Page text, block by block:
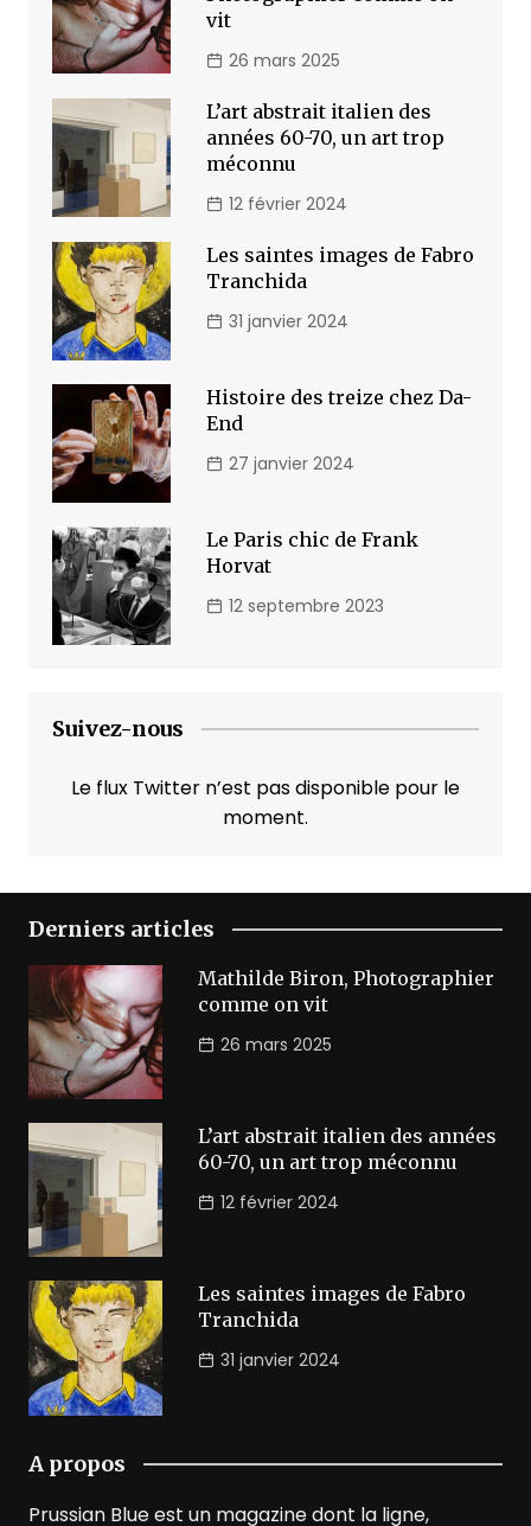
vit
26 mars 2025
L’art abstrait italien des
années 60-70, un art trop
méconnu
12 février 2024
Les saintes images de Fabro
Tranchida
31 janvier 2024
Histoire des treize chez Da-
End
27 janvier 2024
Le Paris chic de Frank
Horvat
12 septembre 2023
Suivez-nous
Le flux Twitter n’est pas disponible pour le
moment.
Derniers articles
Mathilde Biron, Photographier
comme on vit
26 mars 2025
L’art abstrait italien des années
60-70, un art trop méconnu
12 février 2024
Les saintes images de Fabro
Tranchida
31 janvier 2024
A propos
Prussian Blue est un magazine dont la ligne,